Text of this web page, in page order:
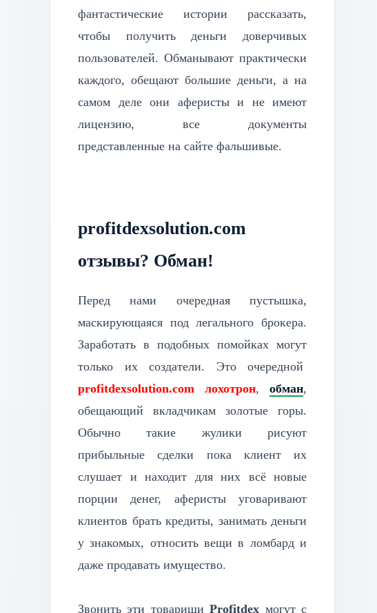
фантастические истории рассказать,
чтобы получить деньги доверчивых
пользователей. Обманывают практически
каждого, обещают большие деньги, а на
самом деле они аферисты и не имеют
лицензию, все документы
представленные на сайте фальшивые.
profitdexsolution.com
отзывы? Обман!
Перед нами очередная пустышка,
маскирующаяся под легального брокера.
Заработать в подобных помойках могут
только их создатели. Это очередной
profitdexsolution.com лохотрон, обман,
обещающий вкладчикам золотые горы.
Обычно такие жулики рисуют
прибыльные сделки пока клиент их
слушает и находит для них всё новые
порции денег, аферисты уговаривают
клиентов брать кредиты, занимать деньги
у знакомых, относить вещи в ломбард и
даже продавать имущество.
Звонить эти товарищи Profitdex могут с